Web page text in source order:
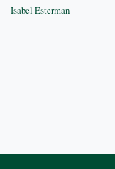
Isabel Esterman